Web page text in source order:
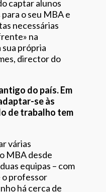
captar alunos
o seu MBA e
necessárias
na
sua própria
director do
do país. Em
se às
de trabalho tem
várias
MBA desde
equipas – com
o professor
há cerca de